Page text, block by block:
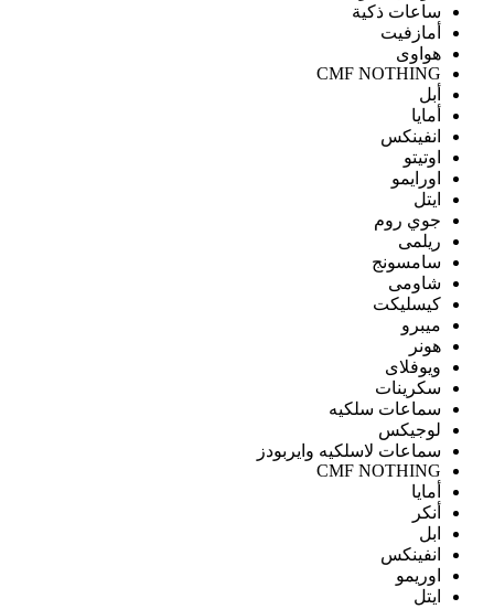
ساعات ذكية
أمازفيت
هواوى
CMF NOTHING
أبل
أمايا
انفينكس
اوتيتو
اورايمو
ايتل
جوي روم
ريلمى
سامسونج
شاومى
كيسليكت
ميبرو
هونر
ويوفلاى
سكرينات
سماعات سلكيه
لوجيكس
سماعات لاسلكيه وايربودز
CMF NOTHING
أمايا
أنكر
ابل
انفينكس
اوريمو
ايتل